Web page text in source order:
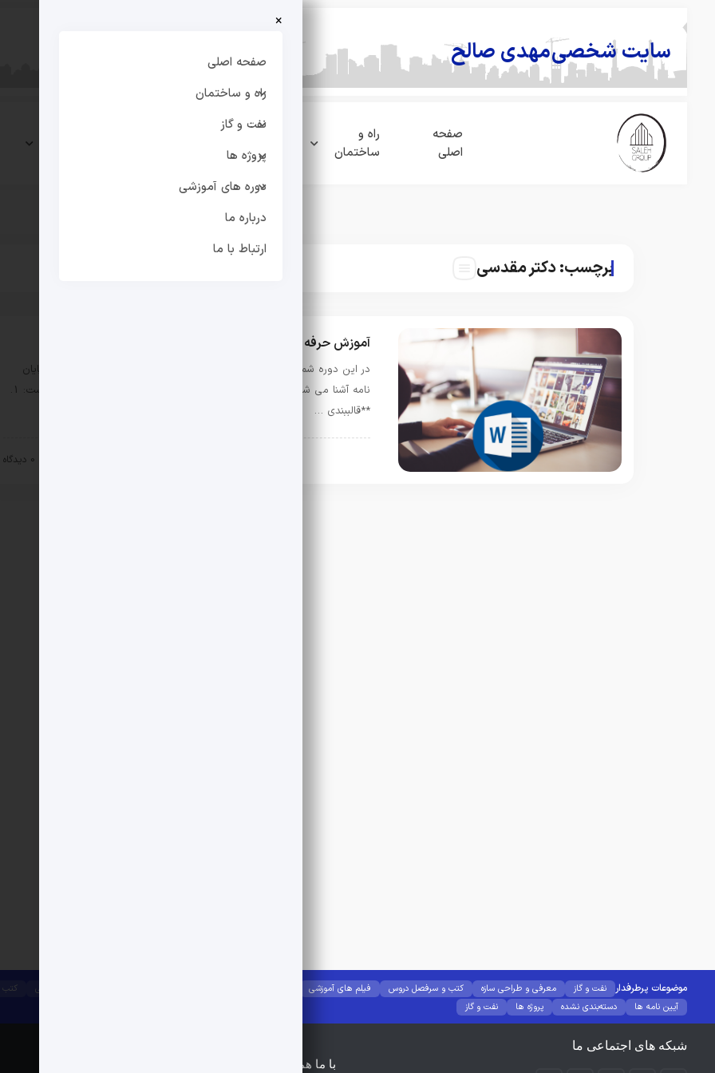
سایت شخصیمهدی صالح
صفحه
اصلی
راه و
ساختمان
گاز
×
صفحه اصلی
راه و ساختمان
نفت و گاز
پروژه ها
دوره های آموزشی
درباره ما
ارتباط با ما
برچسب:دکتر مقدسی
آموزش حرفه ای word برای نگارش پایان نامه
در این دوره شما به صورت مختصر و چکیده آموزش های لازم برای نگارش پایان
**قالببندی …
0 دیدگاه
موضوعات پرطرفدار نفت و گاز معرفی و طراحی سازه کتب و سرفصل دروس فیلم های آموزشی مصالح ساختمانی
آیین نامه ها
دسته‌بندی نشده پروژه ها نفت و گاز
شبکه های اجتماعی ما
با ما همراه باشید